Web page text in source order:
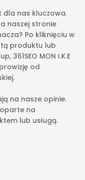
dla nas kluczowa.
naszej stronie
Po kliknięciu w
produktu lub
361SEO MON I.K.E
od
na nasze opinie.
na
lub usługą.